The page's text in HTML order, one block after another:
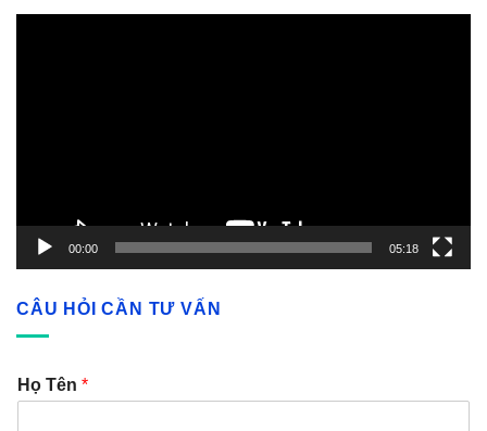
00:00 05:18
CÂU HỎI CẦN TƯ VẤN
Họ Tên *